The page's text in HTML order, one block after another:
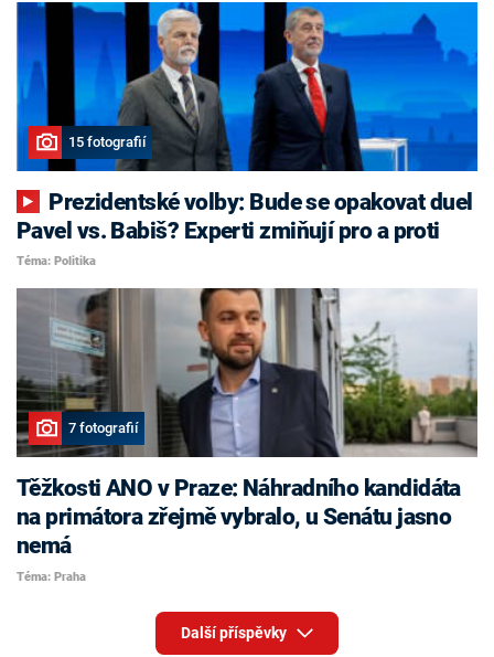
15 fotografií
Pavel vs. Babiš? Experti zmiňují pro a proti
Téma: Politika
7 fotografií
Těžkosti ANO v Praze: Náhradního kandidáta
na primátora zřejmě vybralo, u Senátu jasno
nemá
Téma: Praha
Další příspěvky